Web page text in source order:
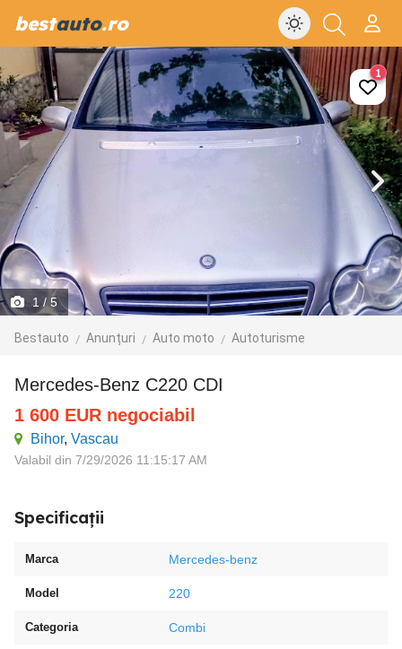
bestauto.ro
1 / 5
Bestauto Anunțuri Auto moto Autoturisme
1
Mercedes-Benz C220 CDI
1 600 EUR negociabil
Bihor, Vascau
Valabil din 7/29/2026 11:15:17 AM
Specificații
Marca Mercedes-benz
Model 220
Categoria Combi